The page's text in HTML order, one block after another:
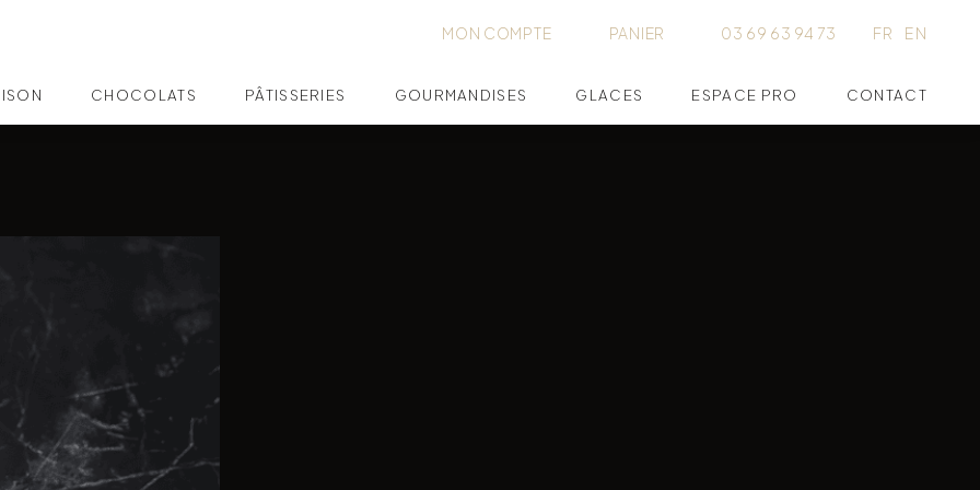
MON COMPTE PANIER 03 69 63 94 73 FR EN
CHOCOLATS PÂTISSERIES GOURMANDISES GLACES ESPACE PRO CONTACT